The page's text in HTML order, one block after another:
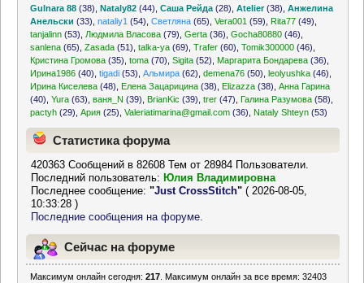
Gulnara 88 (38) ,Nataly82 (44) ,Саша Рейда (28) ,Atelier(38) ,Анжелина
Анельски (33) ,nataliy1 (54) ,Светляна (65) ,Vera001 (59) Rita77 (49)
tanjalinn (53) Людмила Власова (79) ,Gerta (36) ,Gocha80880 (46)
sanlena (65) ,Zasada (51) ,talka-ya (69) ,Trafer (60) ,Tomik300000 (46)
Кристина Громова (35) ,toma (70) ,Sigita (52) Маргарита Бондарева (36)
Ирина1986 (40) ,tigadi (53) ,Альмира (62) ,demena76 (50) ,leolyushka (46)
Ирина Киселева (48) Елена Зацарицина (38) Elizazza (38) ,Анна Гарина
(40) ,Yura (63) ,ваня_N (39) BrianKic (39) ,trer (47) Галина Разумова (58)
pactyh (29) ,Ария (25) ,Valeriatimarina@gmail.com (36) Nataly Shteyn (53)
Статистика форума
420363 Сообщений в 82608 Тем от 28984 Пользователи.
Последний пользователь: Юлия Владимировна
Последнее сообщение:"Just CrossStitch" ( 2026-08-05,
10:33:28 )
Последние сообщения на форуме.
Сейчас на форуме
Максимум онлайн сегодня:217 . Максимум онлайн за все время: 32403